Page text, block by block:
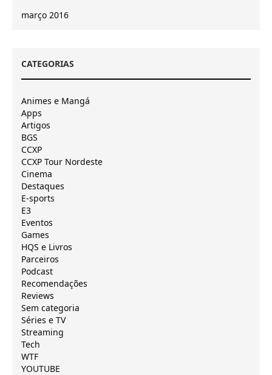
março 2016
CATEGORIAS
Animes e Mangá
Apps
Artigos
BGS
CCXP
CCXP Tour Nordeste
Cinema
Destaques
E-sports
E3
Eventos
Games
HQS e Livros
Parceiros
Podcast
Recomendações
Reviews
Sem categoria
Séries e TV
Streaming
Tech
WTF
YOUTUBE